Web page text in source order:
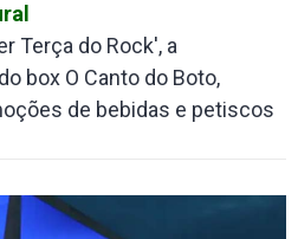
Terça do Rock', a
box O Canto do Boto,
de bebidas e petiscos